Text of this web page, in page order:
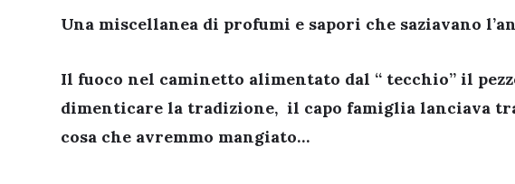
Una miscellanea di profumi e sapori che saziavano
Il fuoco nel caminetto alimentato dal “ tecchio” il
dimenticare la tradizione, il capo famiglia lanciava
cosa che avremmo mangiato…